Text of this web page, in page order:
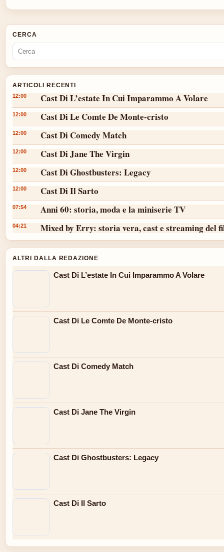
CERCA
ARTICOLI RECENTI
12:00 Cast Di L’estate In Cui Imparammo A Volare
12:00 Cast Di Le Comte De Monte-cristo
12:00 Cast Di Comedy Match
12:00 Cast Di Jane The Virgin
12:00 Cast Di Ghostbusters: Legacy
12:00 Cast Di Il Sarto
07:54 Anni 60: storia, moda e la miniserie TV
04:21 Mixed by Erry: storia vera, cast e streaming del
ALTRI DALLA REDAZIONE
Cast Di L’estate In Cui Imparammo A Volare
Cast Di Le Comte De Monte-cristo
Cast Di Comedy Match
Cast Di Jane The Virgin
Cast Di Ghostbusters: Legacy
Cast Di Il Sarto